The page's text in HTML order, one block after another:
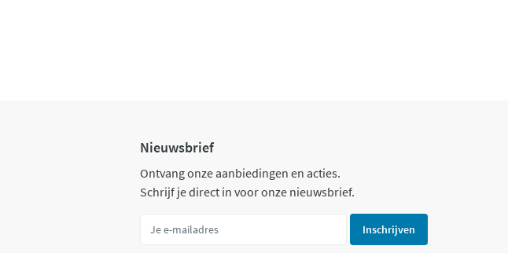
Nieuwsbrief
Ontvang onze aanbiedingen en acties.
Schrijf je direct in voor onze nieuwsbrief.
Inschrijven